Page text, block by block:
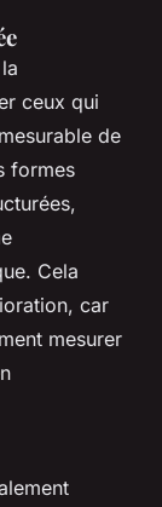
ceux qui
de
formes
Cela
car
mesurer